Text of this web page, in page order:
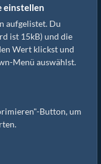
einstellen
aufgelistet. Du
ist 15kB) und die
Wert klickst und
Menü auswählst.
Button, um